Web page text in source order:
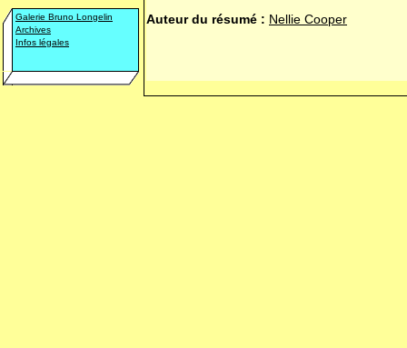
Galerie Bruno Longelin
Archives
Infos légales
Auteur du résumé : Nellie Cooper